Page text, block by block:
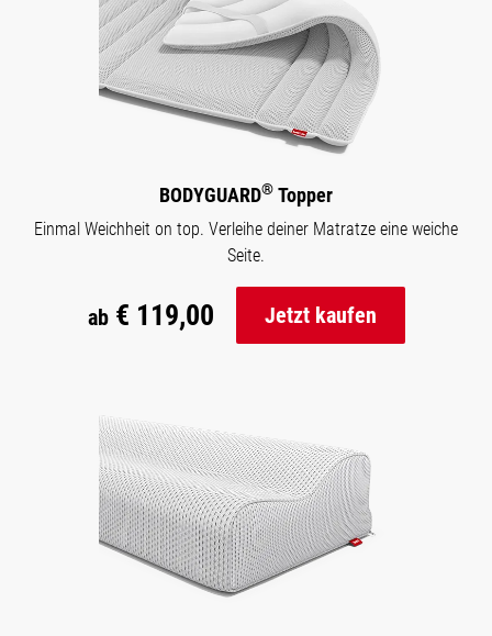
BODYGUARD® Topper
Einmal Weichheit on top. Verleihe deiner Matratze eine weiche
Seite.
ab€ 119,00 Jetzt kaufen